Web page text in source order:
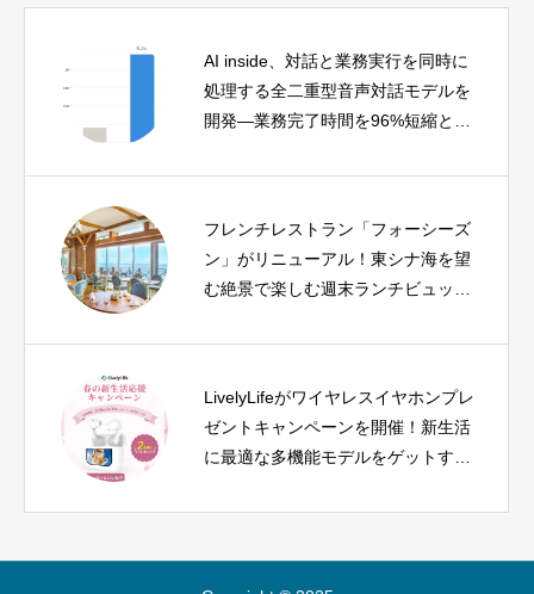
AI inside、対話と業務実行を同時に
処理する全二重型音声対話モデルを
開発—業務完了時間を96%短縮と実
フレンチレストラン「フォーシーズ
ン」がリニューアル！東シナ海を望
む絶景で楽しむ週末ランチビュッフ
LivelyLifeがワイヤレスイヤホンプレ
ゼントキャンペーンを開催！新生活
に最適な多機能モデルをゲットする